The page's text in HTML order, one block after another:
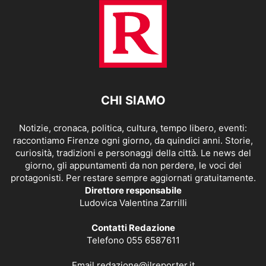
CHI SIAMO
Notizie, cronaca, politica, cultura, tempo libero, eventi:
raccontiamo Firenze ogni giorno, da quindici anni. Storie,
curiosità, tradizioni e personaggi della città. Le news del
giorno, gli appuntamenti da non perdere, le voci dei
protagonisti. Per restare sempre aggiornati gratuitamente.
Direttore responsabile
Ludovica Valentina Zarrilli
Contatti Redazione
Telefono 055 6587611